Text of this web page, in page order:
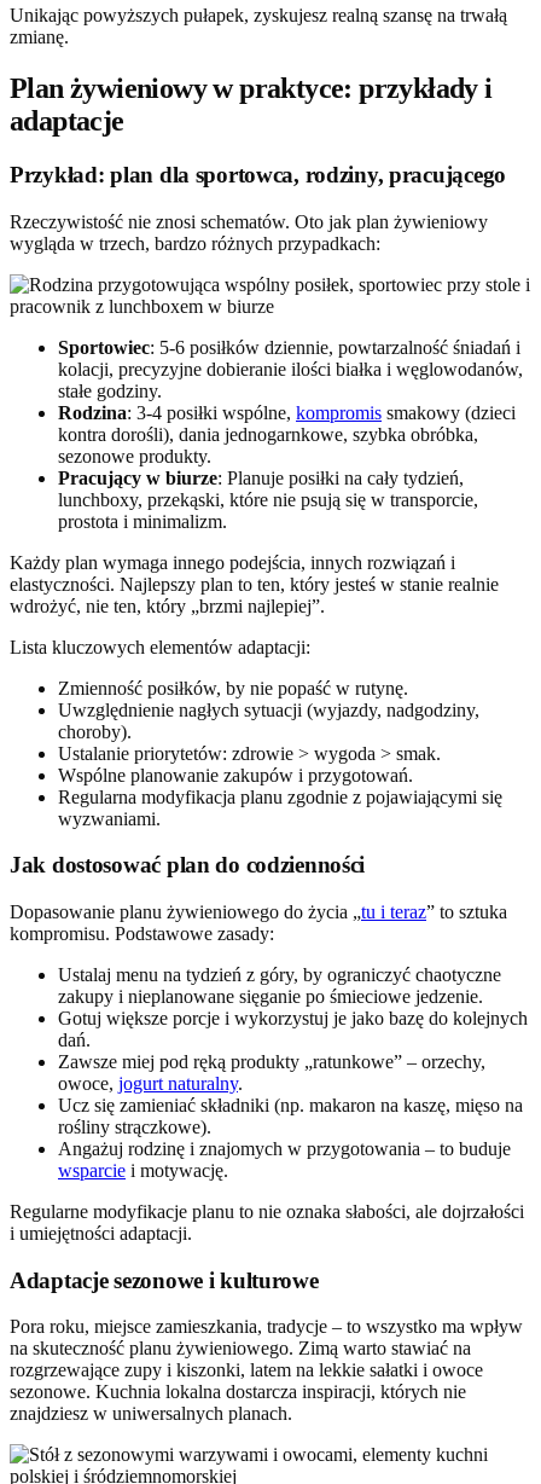
Unikając powyższych pułapek, zyskujesz realną szansę na trwałą
zmianę.
Plan żywieniowy w praktyce: przykłady i
adaptacje
Przykład: plan dla sportowca, rodziny, pracującego
Rzeczywistość nie znosi schematów. Oto jak plan żywieniowy
wygląda w trzech, bardzo różnych przypadkach:
Sportowiec: 5-6 posiłków dziennie, powtarzalność śniadań i
kolacji, precyzyjne dobieranie ilości białka i węglowodanów,
stałe godziny.
Rodzina: 3-4 posiłki wspólne, kompromis smakowy (dzieci
kontra dorośli), dania jednogarnkowe, szybka obróbka,
sezonowe produkty.
Pracujący w biurze: Planuje posiłki na cały tydzień,
lunchboxy, przekąski, które nie psują się w transporcie,
prostota i minimalizm.
Każdy plan wymaga innego podejścia, innych rozwiązań i
elastyczności. Najlepszy plan to ten, który jesteś w stanie realnie
wdrożyć, nie ten, który „brzmi najlepiej”.
Lista kluczowych elementów adaptacji:
Zmienność posiłków, by nie popaść w rutynę.
Uwzględnienie nagłych sytuacji (wyjazdy, nadgodziny,
choroby).
Ustalanie priorytetów: zdrowie > wygoda > smak.
Wspólne planowanie zakupów i przygotowań.
Regularna modyfikacja planu zgodnie z pojawiającymi się
wyzwaniami.
Jak dostosować plan do codzienności
Dopasowanie planu żywieniowego do życia „tu i teraz” to sztuka
kompromisu. Podstawowe zasady:
Ustalaj menu na tydzień z góry, by ograniczyć chaotyczne
zakupy i nieplanowane sięganie po śmieciowe jedzenie.
Gotuj większe porcje i wykorzystuj je jako bazę do kolejnych
dań.
Zawsze miej pod ręką produkty „ratunkowe” – orzechy,
owoce, jogurt naturalny.
Ucz się zamieniać składniki (np. makaron na kaszę, mięso na
rośliny strączkowe).
Angażuj rodzinę i znajomych w przygotowania – to buduje
wsparcie i motywację.
Regularne modyfikacje planu to nie oznaka słabości, ale dojrzałości
i umiejętności adaptacji.
Adaptacje sezonowe i kulturowe
Pora roku, miejsce zamieszkania, tradycje – to wszystko ma wpływ
na skuteczność planu żywieniowego. Zimą warto stawiać na
rozgrzewające zupy i kiszonki, latem na lekkie sałatki i owoce
sezonowe. Kuchnia lokalna dostarcza inspiracji, których nie
znajdziesz w uniwersalnych planach.